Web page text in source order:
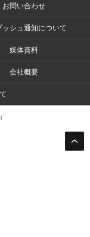
お問い合わせ
ッシュ通知について
媒体資料
会社概要